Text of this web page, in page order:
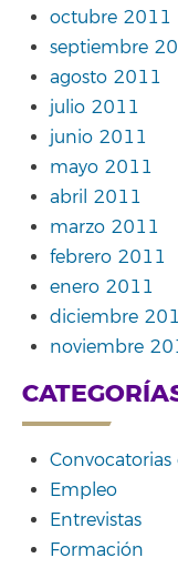
octubre 2011
septiembre
agosto 2011
julio 2011
junio 2011
mayo 2011
abril 2011
marzo 2011
febrero 2011
enero 2011
diciembre
noviembre
Empleo
Entrevistas
Formación